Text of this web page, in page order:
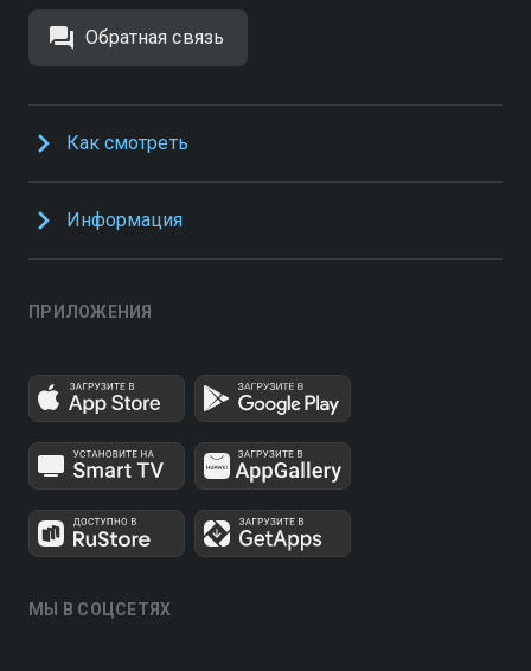
Обратная связь
Как смотреть
Информация
ПРИЛОЖЕНИЯ
МЫ В СОЦСЕТЯХ